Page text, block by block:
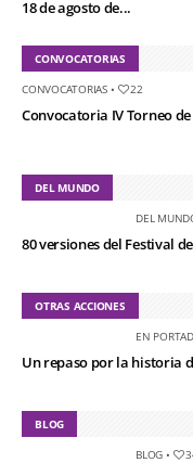
18 de agosto de...
CONVOCATORIAS
CONVOCATORIAS• 22
Convocatoria IV Torneo
DEL MUNDO
DEL
80 versiones del Festival
OTRAS ACCIONES
EN
Un repaso por la historia
BLOG
BLOG •